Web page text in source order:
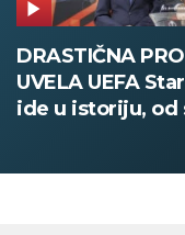
DRASTIČNA
UVELA UEFA
ide u istoriju, od